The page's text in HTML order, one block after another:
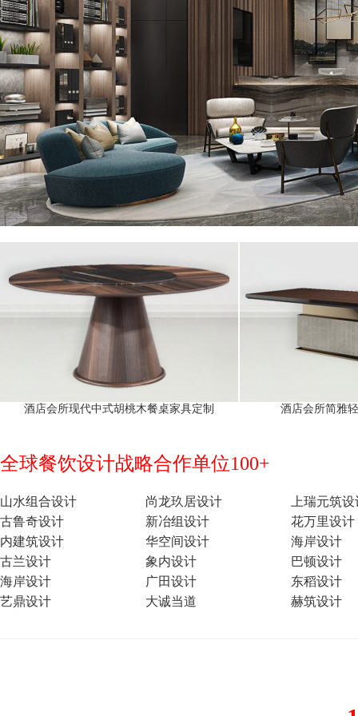
酒店会所现代中式胡桃木餐桌家具定制 酒店会所简雅
全球餐饮设计战略合作单位100+
山水组合设计 尚龙玖居设计
上瑞元筑
古鲁奇设计
新冶组设计
花万里设计
内建筑设计
华空间设计
海岸设计
古兰设计
象内设计
巴顿设计
海岸设计
广田设计
东稻设计
艺鼎设计
大诚当道 赫筑设计